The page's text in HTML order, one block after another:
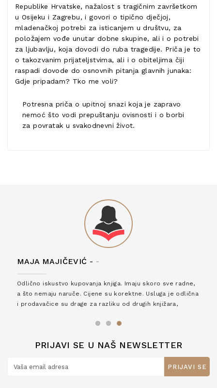
Republike Hrvatske, nažalost s tragičnim završetkom
u Osijeku i Zagrebu, i govori o tipično dječjoj,
mladenačkoj potrebi za isticanjem u društvu, za
položajem vođe unutar dobne skupine, ali i o potrebi
za ljubavlju, koja dovodi do ruba tragedije. Priča je to
o takozvanim prijateljstvima, ali i o obiteljima čiji
raspadi dovode do osnovnih pitanja glavnih junaka:
Gdje pripadam? Tko me voli?
Potresna priča o upitnoj snazi koja je zapravo
nemoć što vodi prepuštanju ovisnosti i o borbi
za povratak u svakodnevni život.
MAJA MAJIČEVIĆ - -
Odlično iskustvo kupovanja knjiga. Imaju skoro sve radne,
a što nemaju naruče. Cijene su korektne. Usluga je odlična
i prodavačice su drage za razliku od drugih knjižara,
PRIJAVI SE U NAŠ NEWSLETTER
PRIJAVI SE